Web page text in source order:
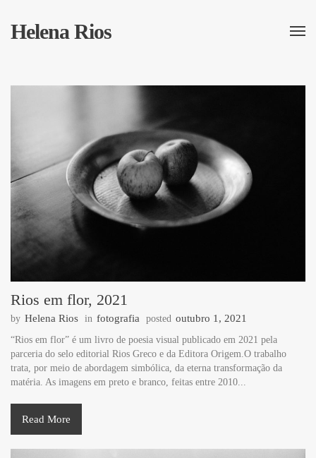
Helena Rios
Rios em flor, 2021
by Helena Rios in fotografia posted outubro 1, 2021
“Rios em flor” é um livro de poesia visual publicado em 2021 pela
parceria do selo editorial Rios Greco e da Editora Origem.O trabalho
trata, por meio de abordagem simbólica, da eterna transformação da
matéria. As imagens em preto e branco, feitas entre 2010...
Read More